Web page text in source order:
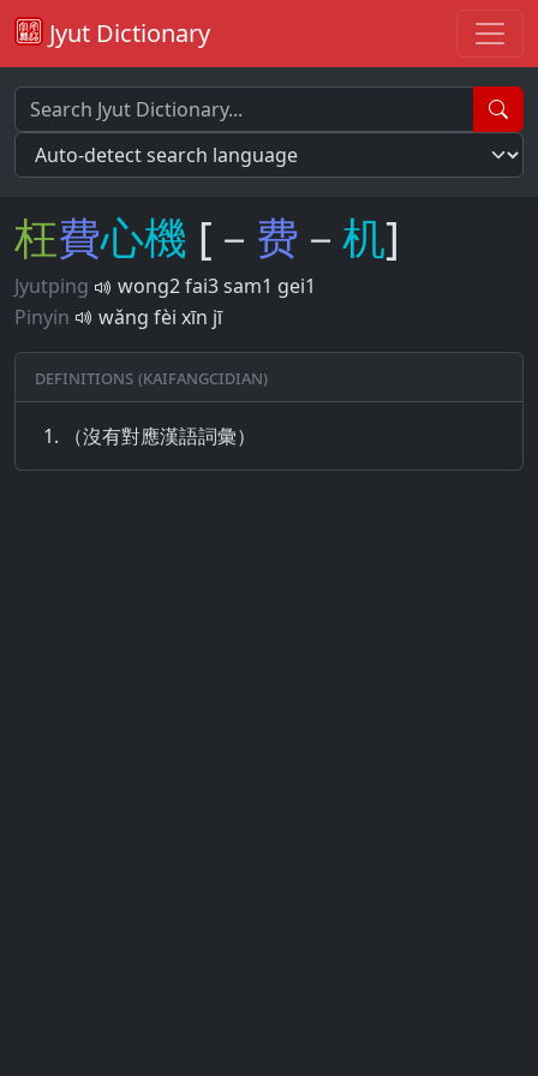
Jyut Dictionary
枉費心機 [－ 费 － 机]
Jyutping
wong2 fai3 sam1 gei1
Pinyin
wǎng fèi xīn jī
Definitions (Kaifangcidian)
（沒有對應漢語詞彙）